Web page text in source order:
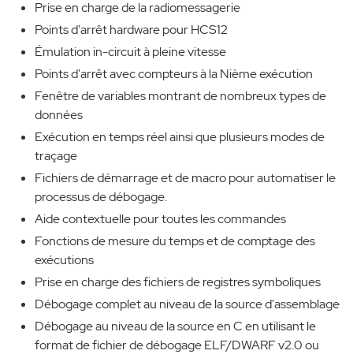
Prise en charge de la radiomessagerie
Points d'arrêt hardware pour HCS12
Émulation in-circuit à pleine vitesse
Points d'arrêt avec compteurs à la Nième exécution
Fenêtre de variables montrant de nombreux types de
données
Exécution en temps réel ainsi que plusieurs modes de
traçage
Fichiers de démarrage et de macro pour automatiser le
processus de débogage.
Aide contextuelle pour toutes les commandes
Fonctions de mesure du temps et de comptage des
exécutions
Prise en charge des fichiers de registres symboliques
Débogage complet au niveau de la source d'assemblage
Débogage au niveau de la source en C en utilisant le
format de fichier de débogage ELF/DWARF v2.0 ou